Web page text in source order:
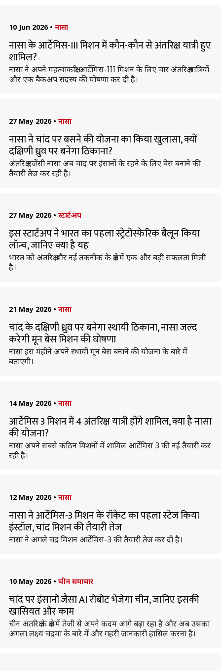
10 Jun 2026 • नासा
नासा के आर्टेमिस-III मिशन में कौन-कौन से अंतरिक्ष यात्री हुए
शामिल?
नासा ने अपने महत्वाकांक्षी आर्टेमिस-III मिशन के लिए चार अंतरिक्ष यात्रियों
और एक बैकअप सदस्य की घोषणा कर दी है।
27 May 2026 • नासा
नासा ने चांद पर बसने की योजना का किया खुलासा, क्यों
दक्षिणी ध्रुव पर बनेगा ठिकाना?
अंतरिक्ष एजेंसी नासा अब चांद पर इंसानों के रहने के लिए बेस बनाने की
तैयारी तेज कर रही है।
27 May 2026 • स्टार्टअप
इस स्टार्टअप ने भारत का पहला स्ट्रेटोस्फेरिक बैलून किया
लॉन्च, जानिए क्या है यह
भारत को अंतरिक्ष और नई तकनीक के क्षेत्र में एक और बड़ी सफलता मिली
है।
21 May 2026 • नासा
चांद के दक्षिणी ध्रुव पर बनेगा स्थायी ठिकाना, नासा जल्द
करेगी मून बेस मिशन की घोषणा
नासा इस महीने अपने स्थायी मून बेस बनाने की योजना के बारे में
बताएगी।
14 May 2026 • नासा
आर्टेमिस 3 मिशन में 4 अंतरिक्ष यात्री होंगे शामिल, क्या है नासा
की योजना?
नासा अपने सबसे कठिन मिशनों में शामिल आर्टेमिस 3 की नई तैयारी कर
रही है।
12 May 2026 • नासा
नासा ने आर्टेमिस-3 मिशन के रॉकेट का पहला स्टेज किया
इंस्टॉल, चांद मिशन की तैयारी तेज
नासा ने अगले चंद्र मिशन आर्टेमिस-3 की तैयारी तेज कर दी है।
10 May 2026 • चीन समाचार
चांद पर इंसानों जैसा AI रोबोट भेजेगा चीन, जानिए इसकी
खासियत और काम
चीन अंतरिक्ष के क्षेत्र में तेजी से अपने कदम आगे बढ़ा रहा है और अब उसका
अगला लक्ष्य चंद्रमा के बारे में और गहरी जानकारी हासिल करना है।